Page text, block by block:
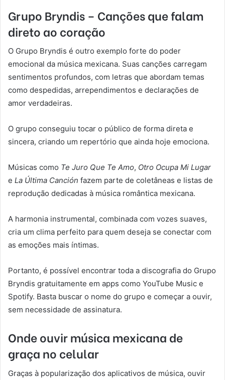
Grupo Bryndis – Canções que falam
direto ao coração
O Grupo Bryndis é outro exemplo forte do poder
emocional da música mexicana. Suas canções carregam
sentimentos profundos, com letras que abordam temas
como despedidas, arrependimentos e declarações de
amor verdadeiras.
O grupo conseguiu tocar o público de forma direta e
sincera, criando um repertório que ainda hoje emociona.
Músicas como Te Juro Que Te Amo, Otro Ocupa Mi Lugar
e La Última Canción fazem parte de coletâneas e listas de
reprodução dedicadas à música romântica mexicana.
A harmonia instrumental, combinada com vozes suaves,
cria um clima perfeito para quem deseja se conectar com
as emoções mais íntimas.
Portanto, é possível encontrar toda a discografia do Grupo
Bryndis gratuitamente em apps como YouTube Music e
Spotify. Basta buscar o nome do grupo e começar a ouvir,
sem necessidade de assinatura.
Onde ouvir música mexicana de
graça no celular
Graças à popularização dos aplicativos de música, ouvir